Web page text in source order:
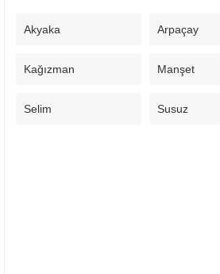
Akyaka Arpaçay
Kağızman Manşet
Selim Susuz